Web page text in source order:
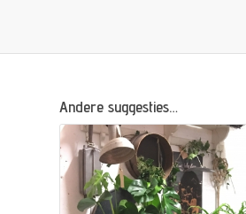
Andere suggesties…